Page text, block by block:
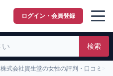
ログイン・会員登録
検索
株式会社資生堂の女性の評判・口コミ